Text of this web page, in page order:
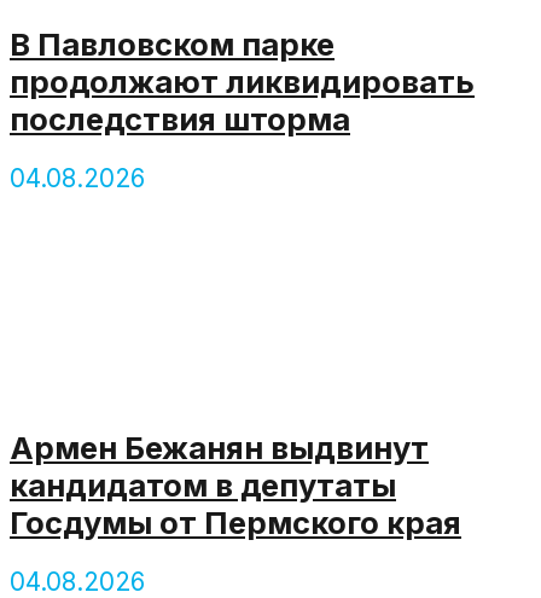
В Павловском парке
продолжают ликвидировать
последствия шторма
04.08.2026
Армен Бежанян выдвинут
кандидатом в депутаты
Госдумы от Пермского края
04.08.2026